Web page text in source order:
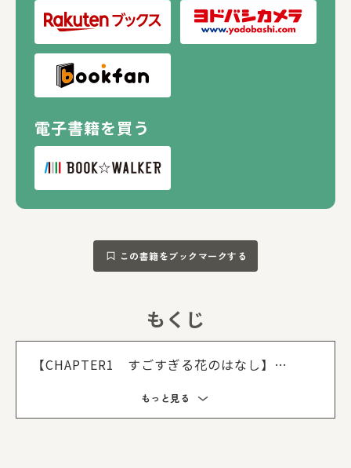
電子書籍を買う
この書籍をブックマークする
もくじ
【CHAPTER1 すごすぎる花のはなし】
ラギナンテンはおしべを自分で動かしちゃう／
もっと見る